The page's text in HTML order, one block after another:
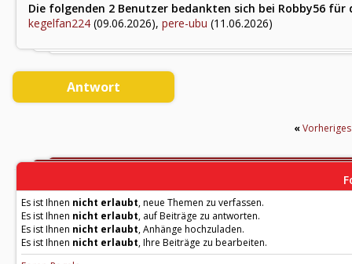
Die folgenden 2 Benutzer bedankten sich bei Robby56 für
kegelfan224 (09.06.2026), pere-ubu (11.06.2026)
Antwort
«
Es ist Ihnen nicht erlaubt, neue Themen zu verfassen.
Es ist Ihnen nicht erlaubt, auf Beiträge zu antworten.
Es ist Ihnen nicht erlaubt, Anhänge hochzuladen.
Es ist Ihnen nicht erlaubt, Ihre Beiträge zu bearbeiten.